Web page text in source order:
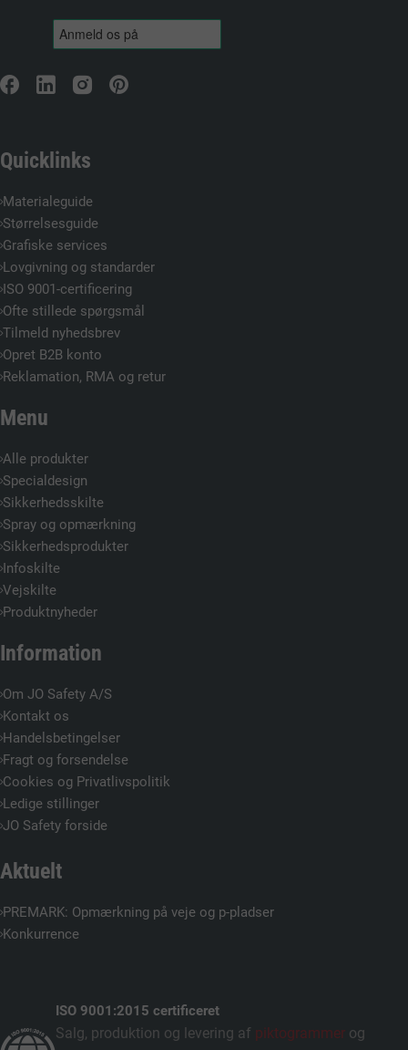
Quicklinks
Materialeguide
Størrelsesguide
Grafiske services
Lovgivning og standarder
ISO 9001-certificering
Ofte stillede spørgsmål
Tilmeld nyhedsbrev
Opret B2B konto
Reklamation, RMA og retur
Menu
Alle produkter
Specialdesign
Sikkerhedsskilte
Spray og opmærkning
Sikkerhedsprodukter
Infoskilte
Vejskilte
Produktnyheder
Information
Om JO Safety A/S
Kontakt os
Handelsbetingelser
Fragt og forsendelse
Cookies og Privatlivspolitik
Ledige stillinger
JO Safety forside
Aktuelt
PREMARK: Opmærkning på veje og p-pladser
Konkurrence
ISO 9001:2015 certificeret
Salg, produktion og levering af piktogrammer og